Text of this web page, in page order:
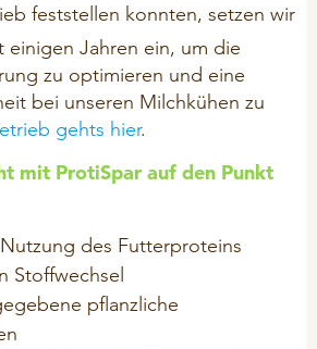
feststellen konnten, setzen wir
einigen Jahren ein, um die
zu optimieren und eine
bei unseren Milchkühen zu
gehts hier.
mit ProtiSpar auf den Punkt
des Futterproteins
Stoffwechsel
pflanzliche